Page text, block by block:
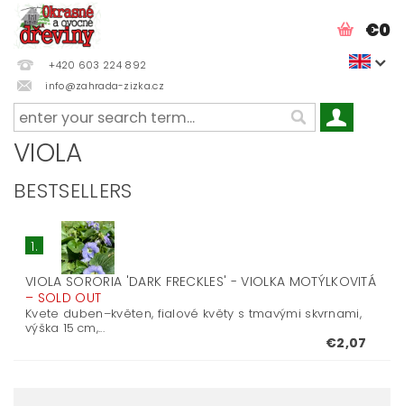
+420 603 224 892
info@zahrada-zizka.cz
€0
VIOLA
BESTSELLERS
1.
VIOLA SORORIA 'DARK FRECKLES' - VIOLKA MOTÝLKOVITÁ
– SOLD OUT
Kvete duben–květen, fialové květy s tmavými skvrnami,
výška 15 cm,...
€2,07